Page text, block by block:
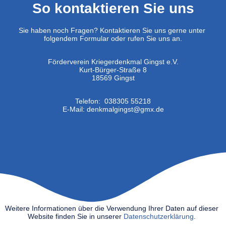
So kontaktieren Sie uns
Sie haben noch Fragen? Kontaktieren Sie uns gerne unter
folgendem Formular oder rufen Sie uns an.
Förderverein Kriegerdenkmal Gingst e.V.
Kurt-Bürger-Straße 8
18569 Gingst
Telefon: 038305 55218
E-Mail: denkmalgingst@gmx.de
Weitere Informationen über die Verwendung Ihrer Daten auf dieser
Website finden Sie in unserer Datenschutzerklärung